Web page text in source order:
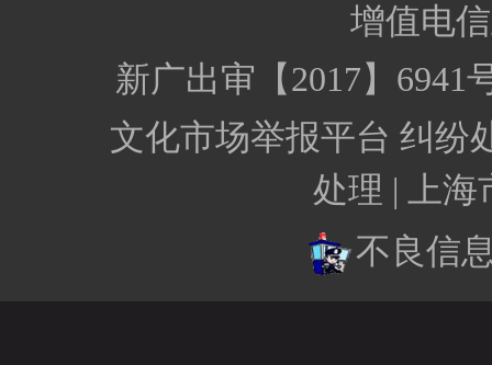
增值电
新广出审【2017】6941
文化市场举报平台 纠纷
处理 |
上
不良信